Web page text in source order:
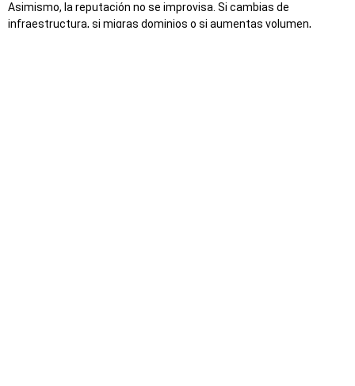
Asimismo, la reputación no se improvisa. Si cambias de
infraestructura, si migras dominios o si aumentas volumen,